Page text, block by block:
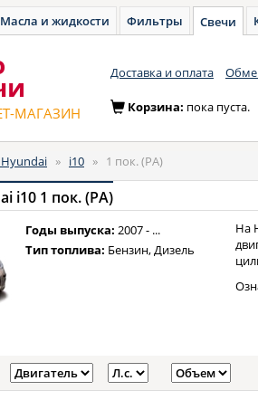
Масла и жидкости Фильтры Свечи
МАГАЗИН
Доставка и оплата
Корзина: пока пуста.
» i10 » 1 пок. (PA)
i10 1 пок. (PA)
Годы выпуска: 2007 - ...
Тип топлива: Бензин, Дизель
На